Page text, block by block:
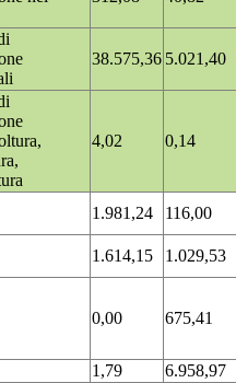
38.575,36 5.021,40
4,02 0,14
1.981,24
116,00
1.614,15
1.029,53
0,00 675,41
1,79
6.958,97